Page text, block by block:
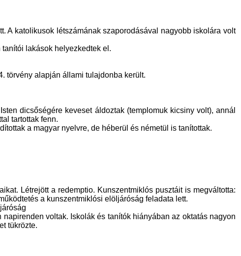
A katolikusok létszámának szaporodásával nagyobb iskolára volt
lakások helyezkedtek el.
törvény alapján állami tulajdonba került.
dicsőségére keveset áldoztak (templomuk kicsiny volt), annál
tartottak fenn.
a magyar nyelvre, de héberül és németül is tanítottak.
Létrejött a redemptio. Kunszentmiklós pusztáit is megváltotta:
a kunszentmiklósi elöljáróság feladata lett.
voltak. Iskolák és tanítók hiányában az oktatás nagyon
tükrözte.